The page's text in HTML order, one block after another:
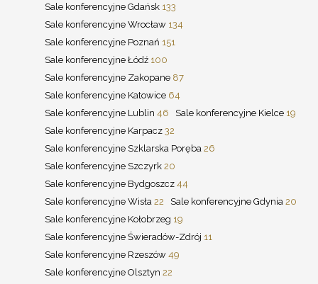
Sale konferencyjne Gdańsk 133
Sale konferencyjne Wrocław 134
Sale konferencyjne Poznań 151
Sale konferencyjne Łódź 100
Sale konferencyjne Zakopane 87
Sale konferencyjne Katowice 64
Sale konferencyjne Lublin 46 Sale konferencyjne Kielce 19
Sale konferencyjne Karpacz 32
Sale konferencyjne Szklarska Poręba 26
Sale konferencyjne Szczyrk 20
Sale konferencyjne Bydgoszcz 44
Sale konferencyjne Wisła 22 Sale konferencyjne Gdynia 20
Sale konferencyjne Kołobrzeg 19
Sale konferencyjne Świeradów-Zdrój 11
Sale konferencyjne Rzeszów 49
Sale konferencyjne Olsztyn 22